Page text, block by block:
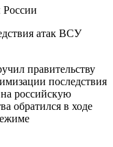
России
атак ВСУ
правительству
последствия
российскую
обратился в ходе